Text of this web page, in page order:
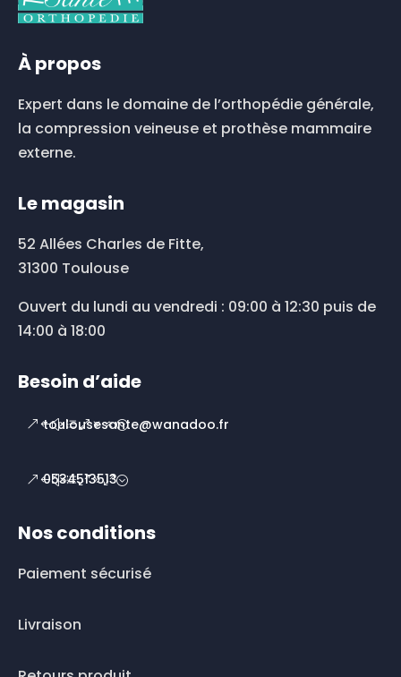
choisies
page
produit
À propos
Expert dans le domaine de l’orthopédie générale,
la compression veineuse et prothèse mammaire
externe.
Le magasin
52 Allées Charles de Fitte,
31300 Toulouse
Ouvert du lundi au vendredi : 09:00 à 12:30 puis de
14:00 à 18:00
Besoin d’aide
toulousesante@wanadoo.fr
0534513513
Nos conditions
Paiement sécurisé
Livraison